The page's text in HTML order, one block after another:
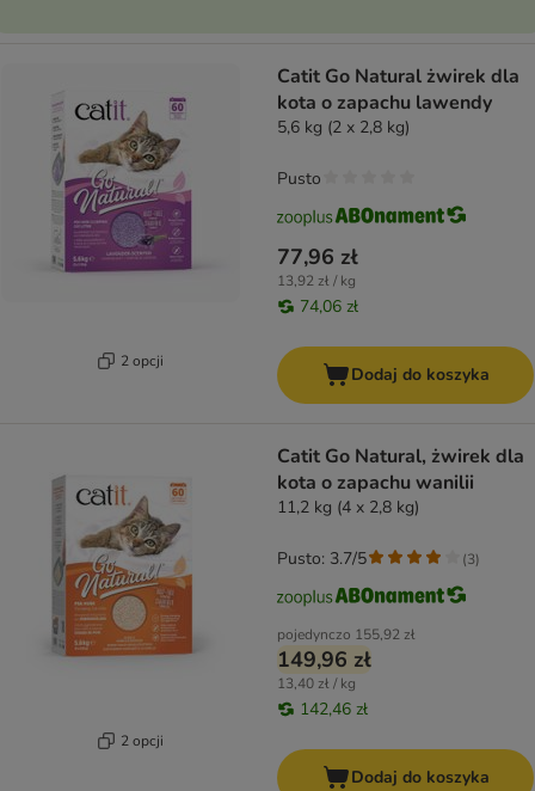
2 opcji
Catit Go Natural żwirek dla
kota o zapachu lawendy
5,6 kg (2 x 2,8 kg)
77,96 zł
13,92 zł / kg
74,06 zł
Pusto
Dodaj do koszyka
2 opcji
Catit Go Natural, żwirek dla
kota o zapachu wanilii
11,2 kg (4 x 2,8 kg)
pojedynczo 155,92 zł
149,96 zł
13,40 zł / kg
142,46 zł
Pusto: 3.7/5 (3)
Dodaj do koszyka